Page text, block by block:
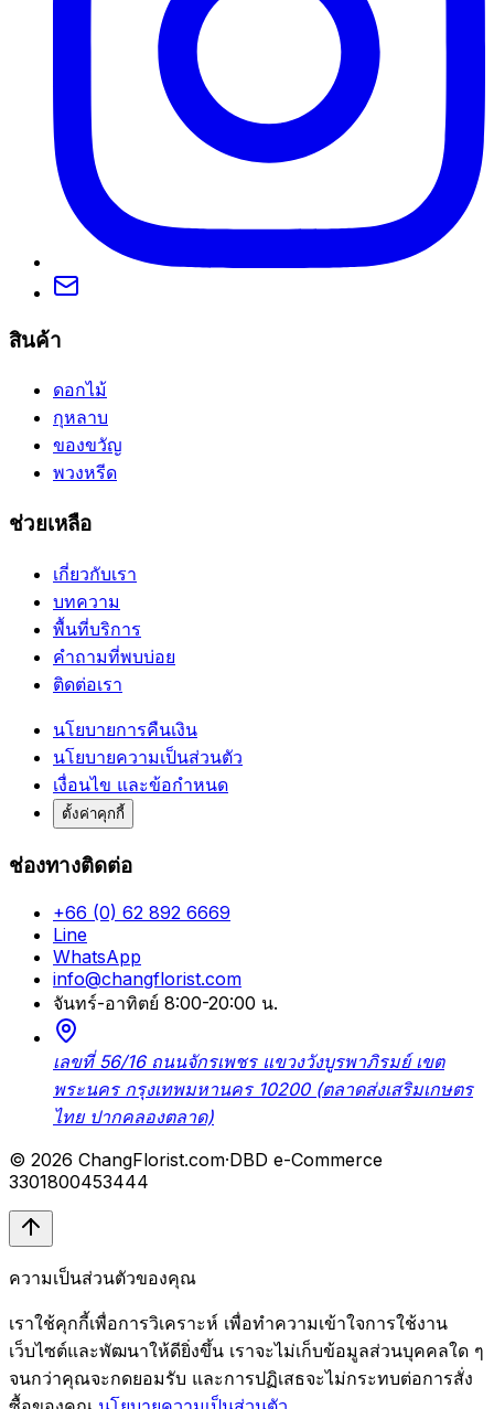
สินค้า
ดอกไม้
กุหลาบ
ของขวัญ
พวงหรีด
ช่วยเหลือ
เกี่ยวกับเรา
บทความ
พื้นที่บริการ
คำถามที่พบบ่อย
ติดต่อเรา
นโยบายการคืนเงิน
นโยบายความเป็นส่วนตัว
เงื่อนไข และข้อกำหนด
ตั้งค่าคุกกี้
ช่องทางติดต่อ
+66 (0) 62 892 6669
Line
WhatsApp
info@changflorist.com
จันทร์-อาทิตย์ 8:00-20:00 น.
เลขที่ 56/16 ถนนจักรเพชร แขวงวังบูรพาภิรมย์ เขต
พระนคร กรุงเทพมหานคร 10200 (ตลาดส่งเสริมเกษตร
ไทย ปากคลองตลาด)
© 2026 ChangFlorist.com·DBD e-Commerce
3301800453444
ความเป็นส่วนตัวของคุณ
เราใช้คุกกี้เพื่อการวิเคราะห์ เพื่อทำความเข้าใจการใช้งาน
เว็บไซต์และพัฒนาให้ดียิ่งขึ้น เราจะไม่เก็บข้อมูลส่วนบุคคลใด ๆ
จนกว่าคุณจะกดยอมรับ และการปฏิเสธจะไม่กระทบต่อการสั่ง